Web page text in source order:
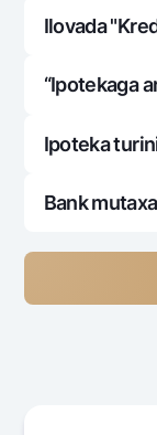
Ilovada
“Ipotekaga
Ipoteka
Bank